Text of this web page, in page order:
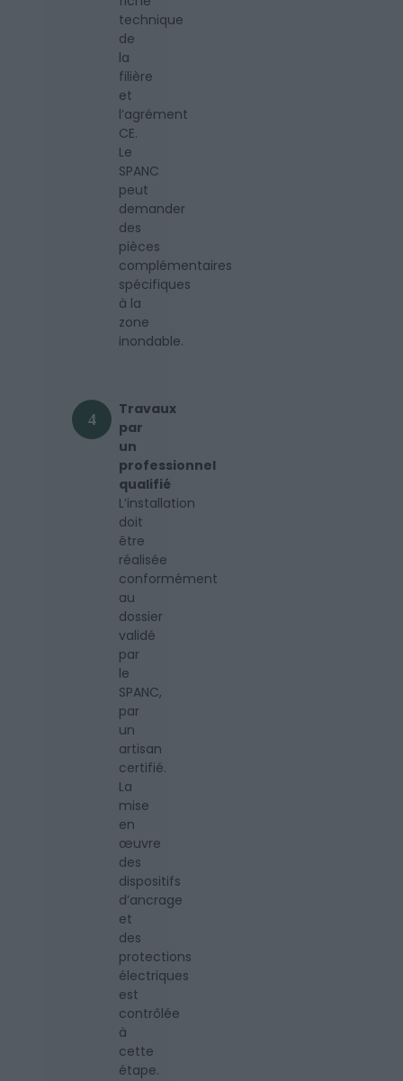
technique
de
la
filière
et
l’agrément
CE.
Le
SPANC
peut
demander
des
pièces
complémentaires
spécifiques
à la
zone
inondable.
4
Travaux
par
un
professionnel
qualifié
L’installation
doit
être
réalisée
conformément
au
dossier
validé
par
le
SPANC,
par
un
artisan
certifié.
La
mise
en
œuvre
des
dispositifs
d’ancrage
et
des
protections
électriques
est
contrôlée
à
cette
étape.